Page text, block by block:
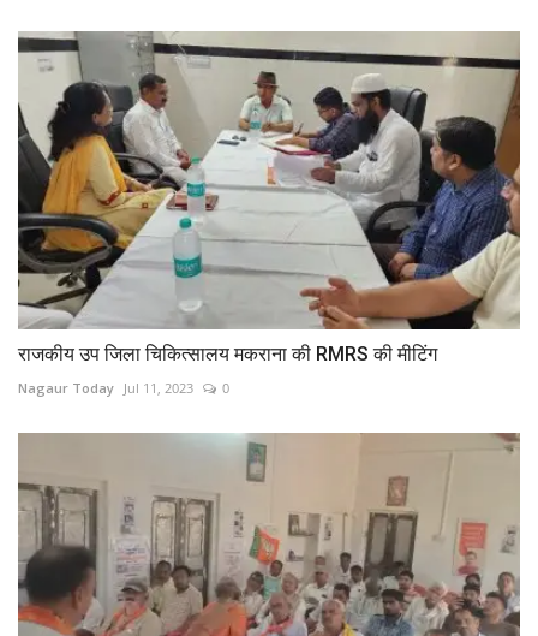
राजकीय उप जिला चिकित्सालय मकराना की RMRS की मीटिंग
Nagaur Today Jul 11, 2023 0